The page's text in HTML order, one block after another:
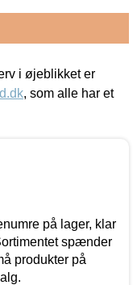
i øjeblikket er
, som alle har et
på lager, klar
spænder
produkter på